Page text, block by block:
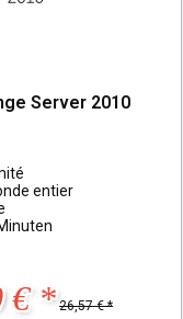
Server 2010
entier
€ * 26,57 € *